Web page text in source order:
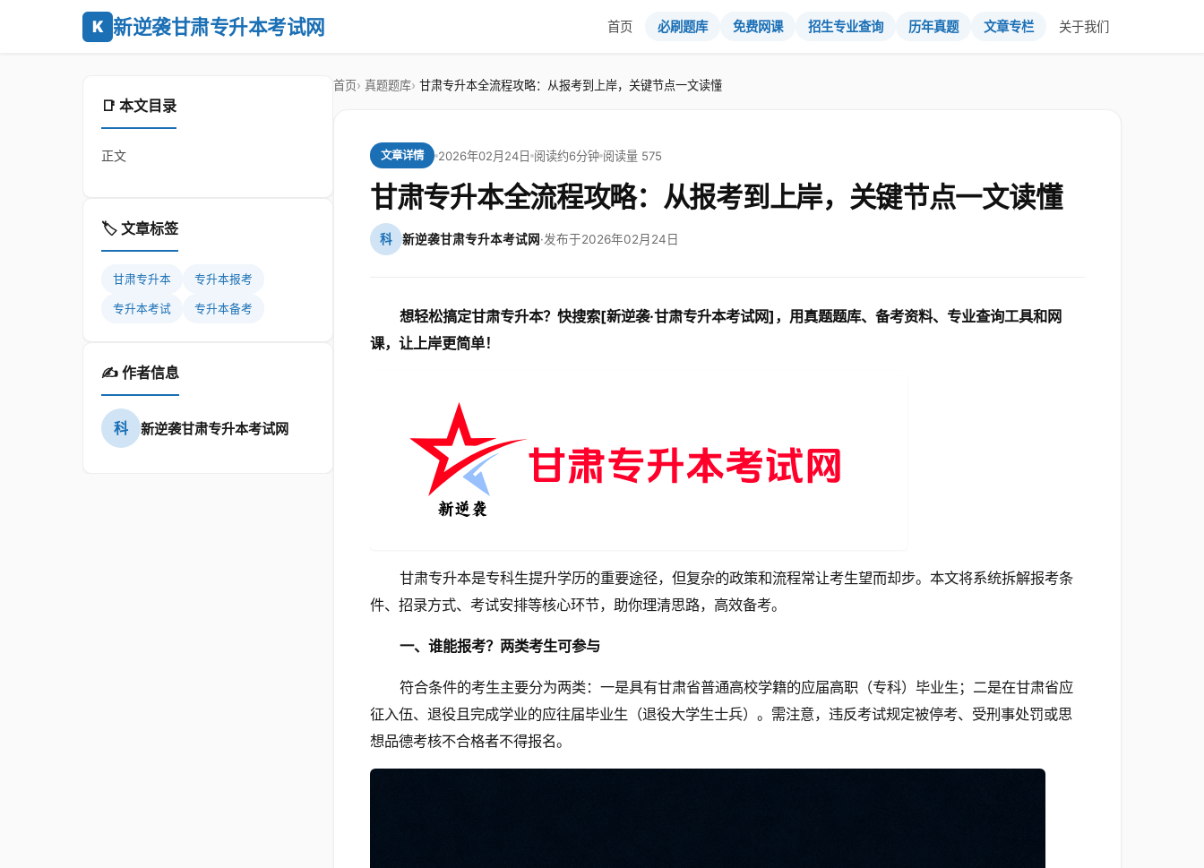
K 新逆袭甘肃专升本考试网 首页 必刷题库 免费网课 招生专业查询 历年真题 文章专栏 关于我们
📑 本文目录
正文
🏷️ 文章标签
甘肃专升本 专升本报考
专升本考试 专升本备考
✍️ 作者信息
科 新逆袭甘肃专升本考试网
首页 真题题库 甘肃专升本全流程攻略：从报考到上岸，关键节点一文读懂
文章详情 2026年02月24日 阅读约6分钟 阅读量 575
甘肃专升本全流程攻略：从报考到上岸，关键节点一文读懂
科 新逆袭甘肃专升本考试网·发布于2026年02月24日
想轻松搞定甘肃专升本？快搜索[新逆袭·甘肃专升本考试网]，用真题题库、备考资料、专业查询工具和网
课，让上岸更简单！
甘肃专升本是专科生提升学历的重要途径，但复杂的政策和流程常让考生望而却步。本文将系统拆解报考条
件、招录方式、考试安排等核心环节，助你理清思路，高效备考。
一、谁能报考？两类考生可参与
符合条件的考生主要分为两类：一是具有甘肃省普通高校学籍的应届高职（专科）毕业生；二是在甘肃省应
征入伍、退役且完成学业的应往届毕业生（退役大学生士兵）。需注意，违反考试规定被停考、受刑事处罚或思
想品德考核不合格者不得报名。